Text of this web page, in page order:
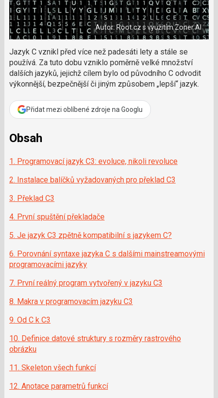
á
n
e
k
?
o
d
d
k
e
b
o
o
u
í
t
i
X
Autor: Root.cz s využitím Zoner AI
Jazyk C vznikl před více než padesáti lety a stále se
používá. Za tuto dobu vzniklo poměrně velké množství
dalších jazyků, jejichž cílem bylo od původního C odvodit
výkonnější, bezpečnější či jiným způsobem „lepší“ jazyk.
Přidat mezi oblíbené zdroje na Googlu
Obsah
1. Programovací jazyk C3: evoluce, nikoli revoluce
2. Instalace balíčků vyžadovaných pro překlad C3
3. Překlad C3
4. První spuštění překladače
5. Je jazyk C3 zpětně kompatibilní s jazykem C?
6. Porovnání syntaxe jazyka C s dalšími mainstreamovými
programovacími jazyky
7. První reálný program vytvořený v jazyku C3
8. Makra v programovacím jazyku C3
9. Od C k C3
10. Definice datové struktury s rozměry rastrového
obrázku
11. Skeleton všech funkcí
12. Anotace parametrů funkcí